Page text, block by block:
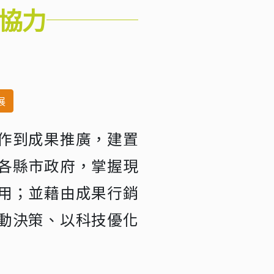
力
到成果推廣，建置
縣市政府，掌握現
；並藉由成果行銷
決策、以科技優化